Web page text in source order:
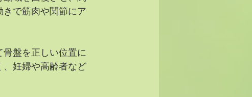
で筋肉や関節にア
盤を正しい位置に
妊婦や高齢者など